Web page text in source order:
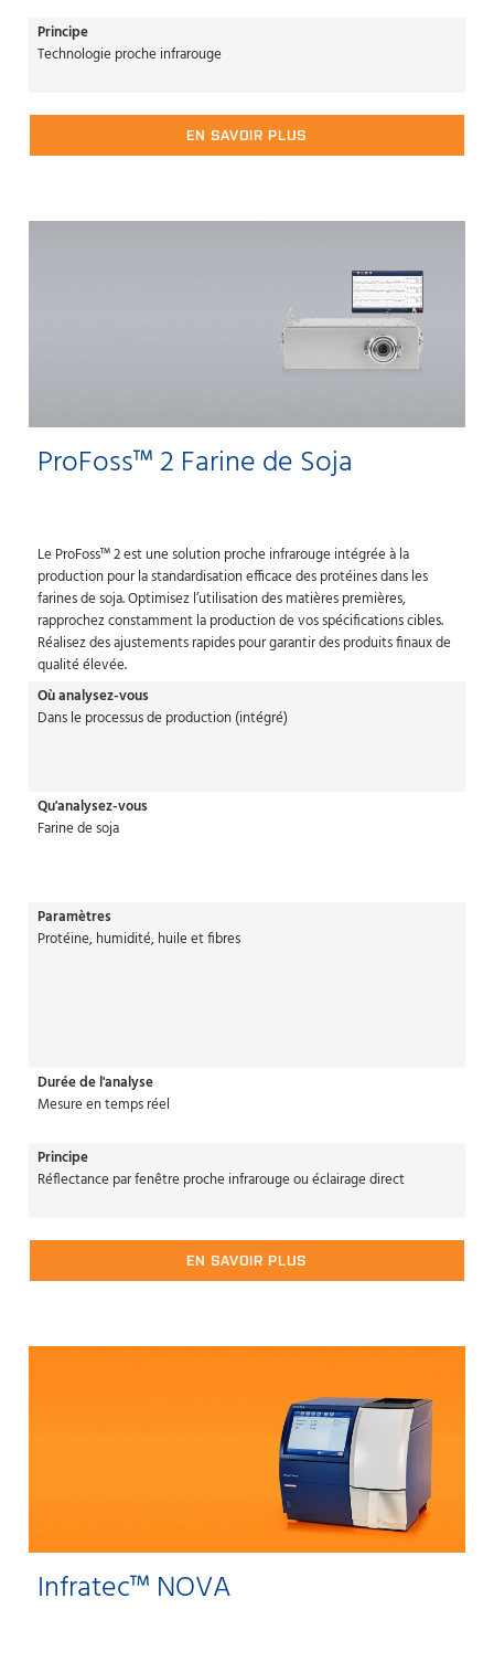
Principe
Technologie proche infrarouge
EN SAVOIR PLUS
ProFoss™ 2 Farine de Soja
Le ProFoss™ 2 est une solution proche infrarouge intégrée à la
production pour la standardisation efficace des protéines dans les
farines de soja. Optimisez l’utilisation des matières premières,
rapprochez constamment la production de vos spécifications cibles.
Réalisez des ajustements rapides pour garantir des produits finaux de
qualité élevée.
Où analysez-vous
Dans le processus de production (intégré)
Qu'analysez-vous
Farine de soja
Paramètres
Protéine, humidité, huile et fibres
Durée de l'analyse
Mesure en temps réel
Principe
Réflectance par fenêtre proche infrarouge ou éclairage direct
EN SAVOIR PLUS
Infratec™ NOVA